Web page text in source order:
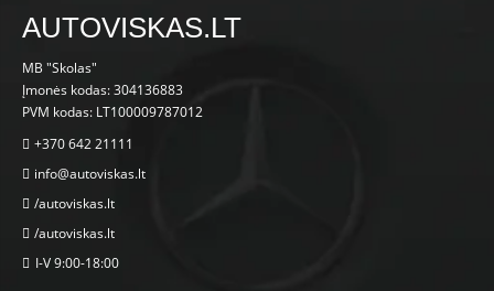
AUTOVISKAS.LT
MB "Skolas"
Įmonės kodas: 304136883
PVM kodas: LT100009787012
+370 642 21111
info@autoviskas.lt
/autoviskas.lt
/autoviskas.lt
I-V 9:00-18:00